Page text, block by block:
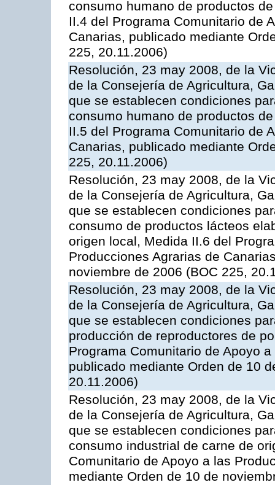
consumo humano de productos
II.4 del Programa Comunitario de
Canarias, publicado mediante
225, 20.11.2006)
Resolución, 23 may 2008, de la
de la Consejería de Agricultura,
que se establecen condiciones
consumo humano de productos
II.5 del Programa Comunitario de
Canarias, publicado mediante
225, 20.11.2006)
Resolución, 23 may 2008, de la
de la Consejería de Agricultura,
que se establecen condiciones
consumo de productos lácteos
origen local, Medida II.6 del
Producciones Agrarias de
noviembre de 2006 (BOC 225,
Resolución, 23 may 2008, de la
de la Consejería de Agricultura,
que se establecen condiciones
producción de reproductores de
Programa Comunitario de Apoyo
publicado mediante Orden de 10
20.11.2006)
Resolución, 23 may 2008, de la
de la Consejería de Agricultura,
que se establecen condiciones
consumo industrial de carne de
Comunitario de Apoyo a las
mediante Orden de 10 de